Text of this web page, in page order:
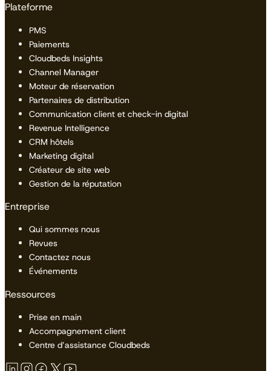
Plateforme
PMS
Paiements
Cloudbeds Insights
Channel Manager
Moteur de réservation
Partenaires de distribution
Communication client et check-in digital
Revenue Intelligence
CRM hôtels
Marketing digital
Créateur de site web
Gestion de la réputation
Entreprise
Qui sommes nous
Revues
Contactez nous
Événements
Ressources
Prise en main
Accompagnement client
Centre d’assistance Cloudbeds